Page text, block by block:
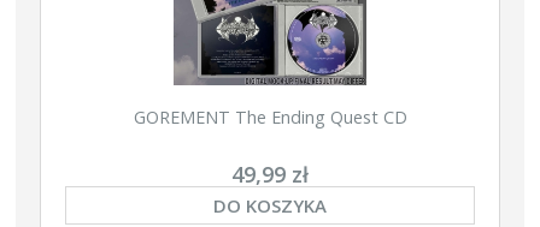
GOREMENT The Ending Quest CD
49,99 zł
DO KOSZYKA